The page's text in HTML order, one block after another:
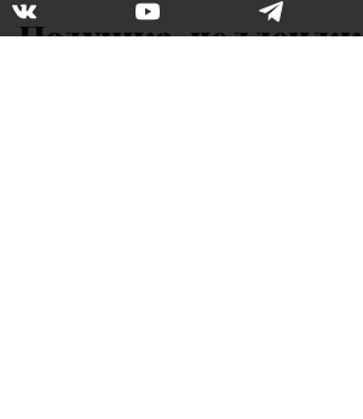
Подушка-челлендж